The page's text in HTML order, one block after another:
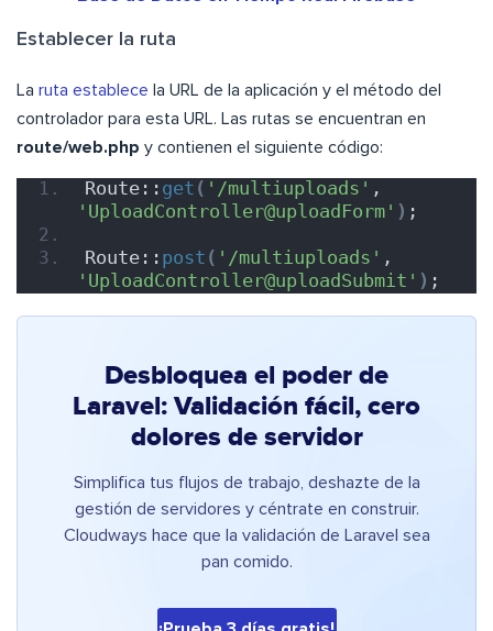
Establecer la ruta
La ruta establece la URL de la aplicación y el método del
controlador para esta URL. Las rutas se encuentran en
route/web.php y contienen el siguiente código:
Route:: get ( '/multiuploads'
'UploadController@uploadForm' ) ;
Route:: post ( '/multiuploads'
'UploadController@uploadSubmit' ) ;
Desbloquea el poder de
Laravel: Validación fácil, cero
dolores de servidor
Simplifica tus flujos de trabajo, deshazte de la
gestión de servidores y céntrate en construir.
Cloudways hace que la validación de Laravel sea
pan comido.